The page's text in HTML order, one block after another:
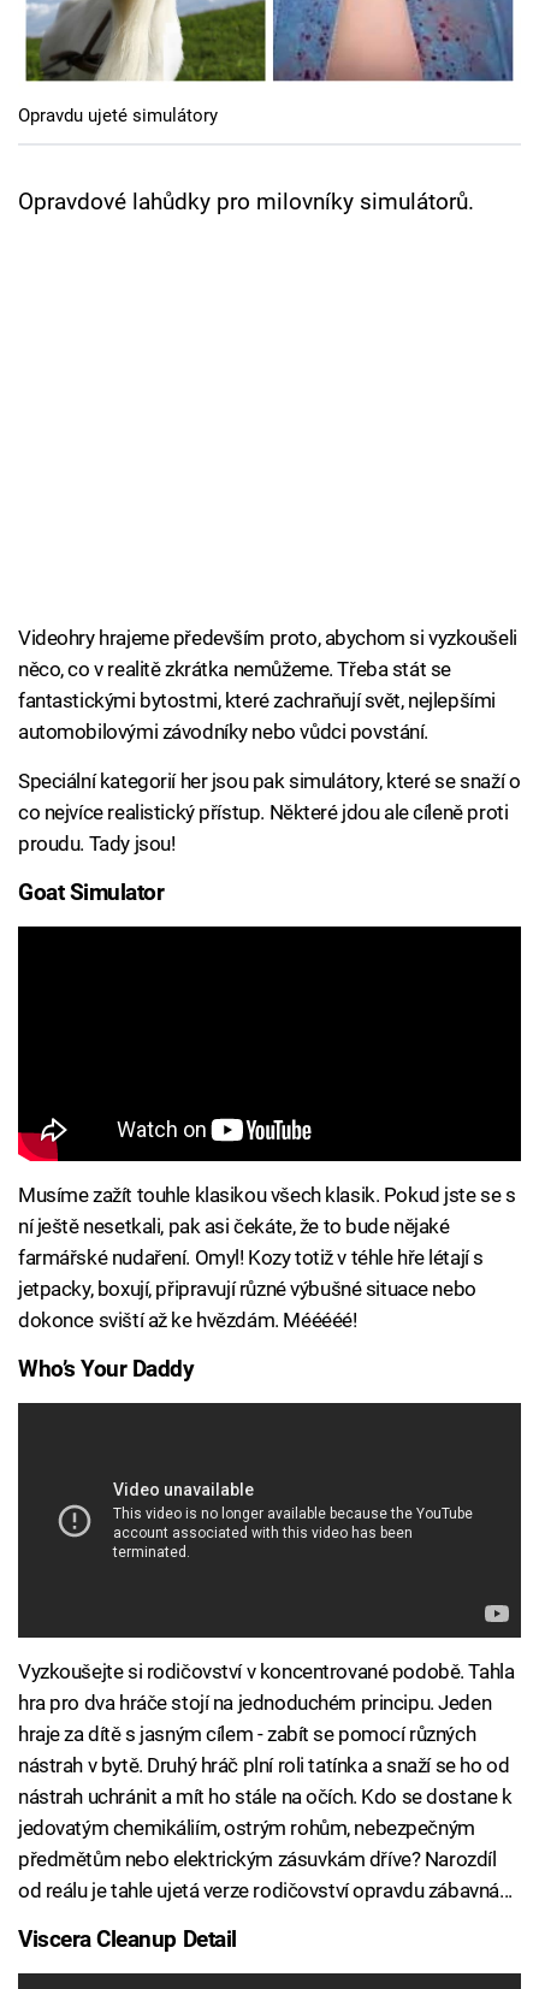
Cool Esport
Pořady
TV Program
Sledujte prima+
Opravdu ujeté simulátory
Opravdové lahůdky pro milovníky simulátorů.
Videohry hrajeme především proto, abychom si vyzkoušeli
něco, co v realitě zkrátka nemůžeme. Třeba stát se
fantastickými bytostmi, které zachraňují svět, nejlepšími
automobilovými závodníky nebo vůdci povstání.
Speciální kategorií her jsou pak simulátory, které se snaží o
co nejvíce realistický přístup. Některé jdou ale cíleně proti
proudu. Tady jsou!
Goat Simulator
Musíme zažít touhle klasikou všech klasik. Pokud jste se s
ní ještě nesetkali, pak asi čekáte, že to bude nějaké
farmářské nudaření. Omyl! Kozy totiž v téhle hře létají s
jetpacky, boxují, připravují různé výbušné situace nebo
dokonce sviští až ke hvězdám. Mééééé!
Who’s Your Daddy
Vyzkoušejte si rodičovství v koncentrované podobě. Tahla
hra pro dva hráče stojí na jednoduchém principu. Jeden
hraje za dítě s jasným cílem - zabít se pomocí různých
nástrah v bytě. Druhý hráč plní roli tatínka a snaží se ho od
nástrah uchránit a mít ho stále na očích. Kdo se dostane k
jedovatým chemikáliím, ostrým rohům, nebezpečným
předmětům nebo elektrickým zásuvkám dříve? Narozdíl
od reálu je tahle ujetá verze rodičovství opravdu zábavná...
Viscera Cleanup Detail